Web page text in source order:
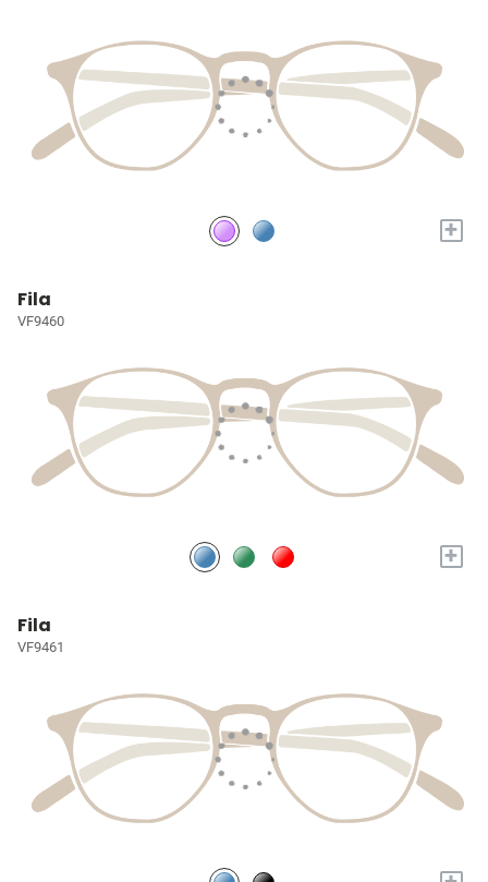
+
Fila
VF9460
+
Fila
VF9461